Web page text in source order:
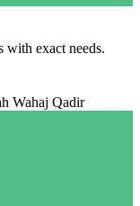
with exact needs.
Wahaj Qadir